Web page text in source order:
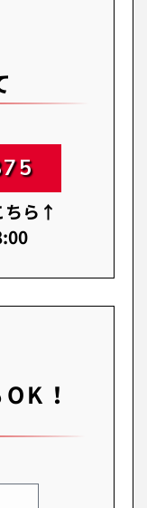
ちら↑
！